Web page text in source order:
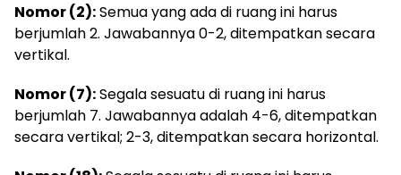
Nomor (2):Semua yang ada di ruang ini harus
berjumlah 2. Jawabannya 0-2, ditempatkan secara
vertikal.
Nomor (7):Segala sesuatu di ruang ini harus
berjumlah 7. Jawabannya adalah 4-6, ditempatkan
secara vertikal; 2-3, ditempatkan secara horizontal.